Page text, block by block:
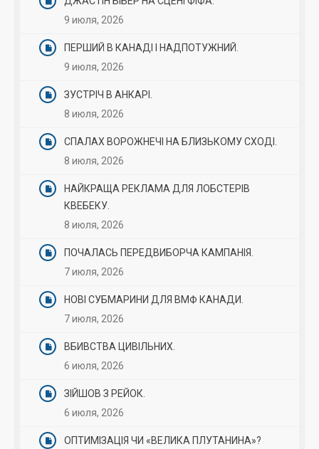
9 июля, 2026
ПЕРШИЙ В КАНАДІ І НАДПОТУЖНИЙ.
9 июля, 2026
ЗУСТРІЧ В АНКАРІ.
8 июля, 2026
СПАЛАХ ВОРОЖНЕЧІ НА БЛИЗЬКОМУ СХОДІ.
8 июля, 2026
НАЙКРАЩА РЕКЛАМА ДЛЯ ЛОБСТЕРІВ
КВЕБЕКУ.
8 июля, 2026
ПОЧАЛАСЬ ПЕРЕДВИБОРЧА КАМПАНІЯ.
7 июля, 2026
НОВІ СУБМАРИНИ ДЛЯ ВМФ КАНАДИ.
7 июля, 2026
ВБИВСТВА ЦИВІЛЬНИХ.
6 июля, 2026
ЗІЙШОВ З РЕЙОК.
6 июля, 2026
ОПТИМІЗАЦІЯ ЧИ «ВЕЛИКА ПЛУТАНИНА»?